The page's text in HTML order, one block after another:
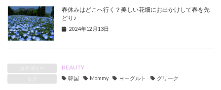
春休みはどこへ行く？美しい花畑にお出かけして春を先
どり♪
2024年12月13日
カテゴリー BEAUTY
タグ 韓国 Mommy ヨーグルト グリーク